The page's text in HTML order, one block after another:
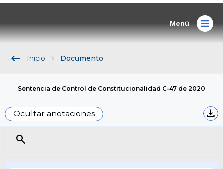
Menú
keyboard_backspace Inicio Documento
Sentencia de Control de Constitucionalidad C-47 de 2020
Ocultar anotaciones
download
search